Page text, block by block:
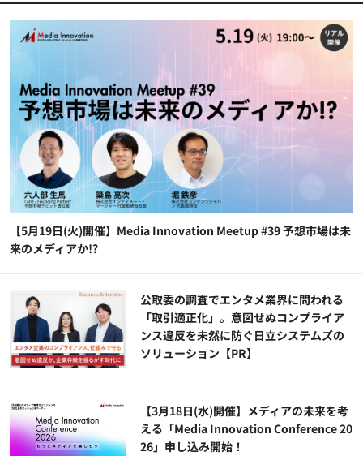
【5月19日(火)開催】Media Innovation Meetup #39 予想市場は未
来のメディアか!?
公​​取委の調査でエンタメ業界に問われる
「取引適正化」。意図せぬコンプライア
ンス違反を未然に防ぐ日立システムズの
ソリューション​【PR】
【3月18日(水)開催】メディアの未来を考
える「Media Innovation Conference 20
26」申し込み開始！